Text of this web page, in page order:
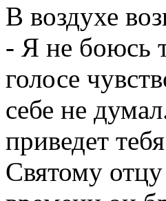
В воздухе
- Я не боюсь
голосе
себе не
приведет
Святому